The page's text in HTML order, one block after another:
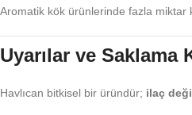
Aromatik kök ürünlerinde fazla miktar
Uyarılar ve Saklama
Havlıcan bitkisel bir üründür; ilaç